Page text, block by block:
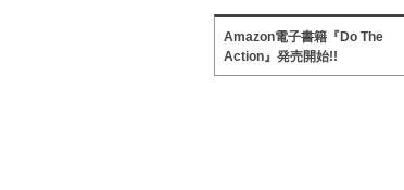
Amazon電子書籍『Do The
Action』発売開始!!